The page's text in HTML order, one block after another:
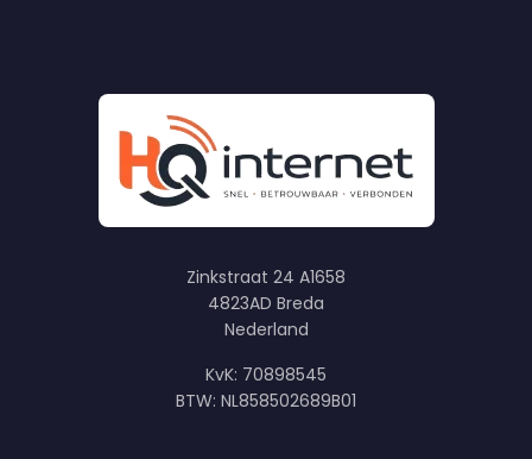
Zinkstraat 24 A1658
4823AD Breda
Nederland
KvK: 70898545
BTW: NL858502689B01